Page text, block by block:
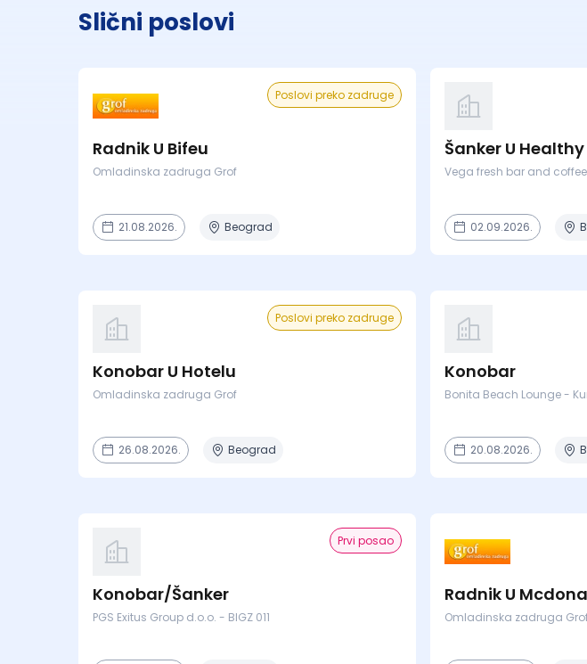
Slični poslovi
Poslovi preko zadruge
Radnik U Bifeu
Omladinska zadruga Grof
21.08.2026. Beograd
Šanker U
Vega fresh bar and coffee
02.09.2026.
Poslovi preko zadruge
Konobar U Hotelu
Omladinska zadruga Grof
26.08.2026. Beograd
Konobar
Bonita Beach Lounge -
20.08.2026.
Prvi posao
Konobar/Šanker
PGS Exitus Group d.o.o. - BIGZ 011
Radnik U
Omladinska zadruga